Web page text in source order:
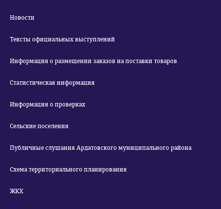
Новости
Тексты официальных выступлений
Информация о размещении заказов на поставки товаров
Статистическая информация
Информация о проверках
Сельские поселения
Публичные слушания Ардатовского муниципального района
Схема территориального планирования
ЖКХ